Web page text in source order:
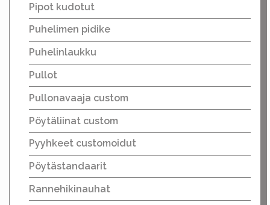
Pipot kudotut
Puhelimen pidike
Puhelinlaukku
Pullot
Pullonavaaja custom
Pöytäliinat custom
Pyyhkeet customoidut
Pöytästandaarit
Rannehikinauhat